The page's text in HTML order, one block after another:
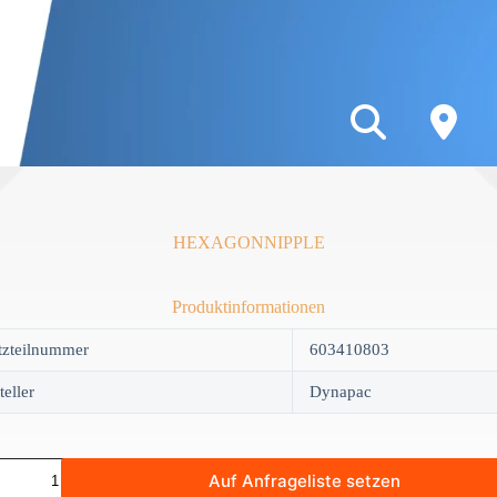
HEXAGONNIPPLE
Produktinformationen
603410803
Dynapac
Auf Anfrageliste setzen